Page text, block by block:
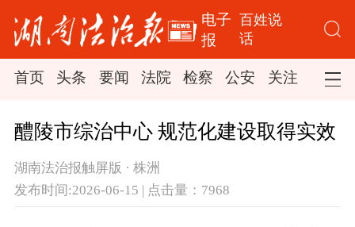
电子
报
百姓说
话
首页 头条 要闻 法院 检察 公安 关注 司法
醴陵市综治中心 规范化建设取得实效
湖南法治报触屏版 · 株洲
发布时间:2026-06-15 | 点击量：7968